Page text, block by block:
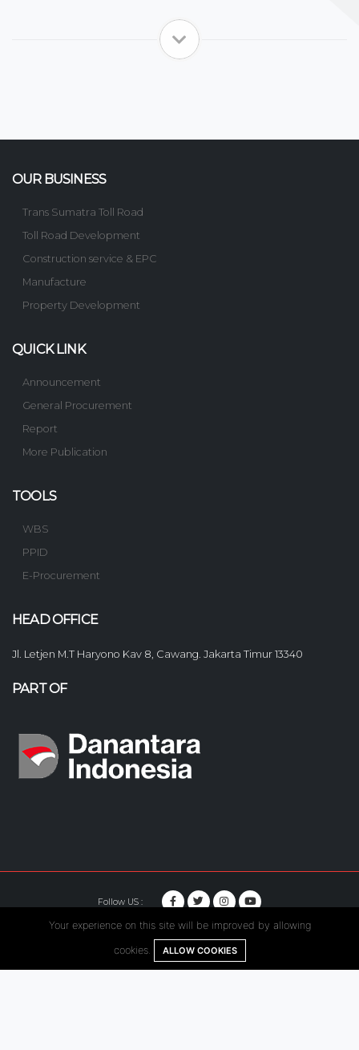
OUR BUSINESS
Trans Sumatra Toll Road
Toll Road Development
Construction service & EPC
Manufacture
Property Development
QUICK LINK
Announcement
General Procurement
Report
More Publication
TOOLS
WBS
PPID
E-Procurement
HEAD OFFICE
Jl. Letjen M.T Haryono Kav 8, Cawang. Jakarta Timur 13340
PART OF
Follow US :
© Copyright 2020. Hutama Karya All Rights Reserved.
Your experience on this site will be improved by allowing
cookies. ALLOW COOKIES